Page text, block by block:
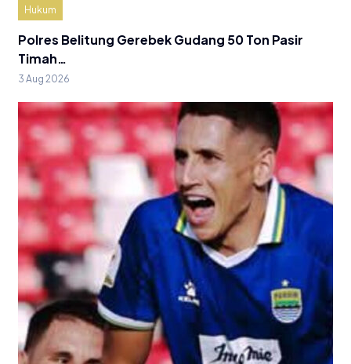
Hukum
Polres Belitung Gerebek Gudang 50 Ton Pasir
Timah…
3 Aug 2026